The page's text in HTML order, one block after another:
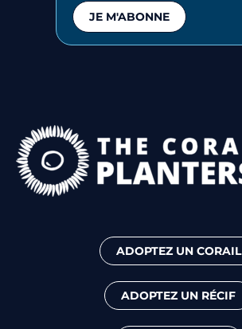
JE M'ABONNE
ADOPTEZ UN CORAIL
ADOPTEZ UN RÉCIF